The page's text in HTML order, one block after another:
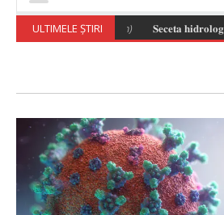
ULTIMELE ȘTIRI 𝐒𝐞𝐜𝐞𝐭𝐚 𝐡𝐢𝐝𝐫𝐨𝐥𝐨𝐠𝐢𝐜𝐚̆